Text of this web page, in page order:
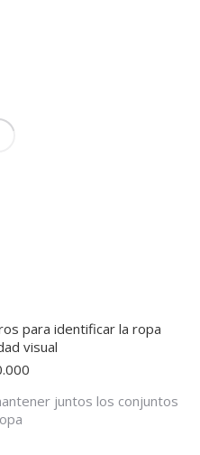
para identificar la ropa
visual
juntos los conjuntos